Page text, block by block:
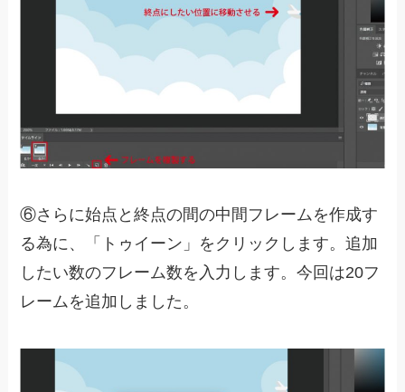
⑥さらに始点と終点の間の中間フレームを作成す
る為に、「トゥイーン」をクリックします。追加
したい数のフレーム数を入力します。今回は20フ
レームを追加しました。